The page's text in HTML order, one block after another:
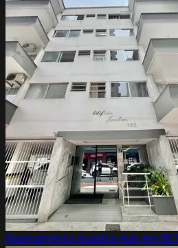
Apartamento quadra mar em BC!